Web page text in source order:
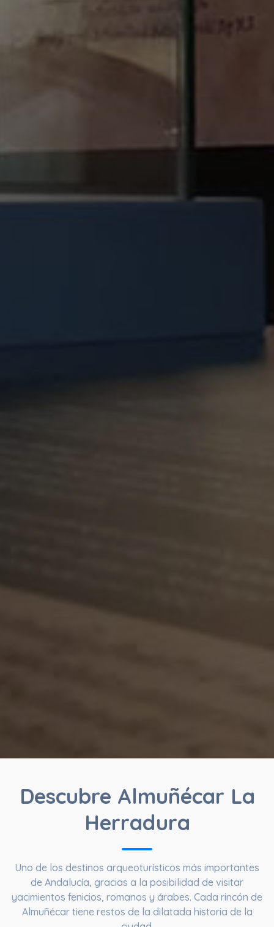
Descubre Almuñécar La
Herradura
Uno de los destinos arqueoturísticos más importantes
de Andalucía, gracias a la posibilidad de visitar
yacimientos fenicios, romanos y árabes. Cada rincón de
Almuñécar tiene restos de la dilatada historia de la